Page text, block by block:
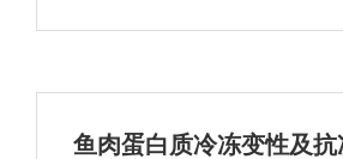
鱼肉蛋白质冷冻变性及